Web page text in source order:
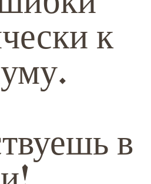
к
в